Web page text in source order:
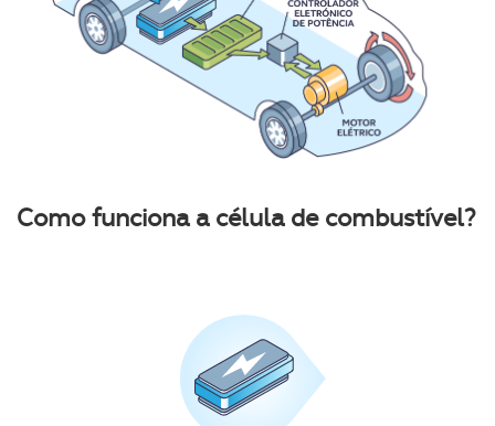
Como funciona a célula de combustível?